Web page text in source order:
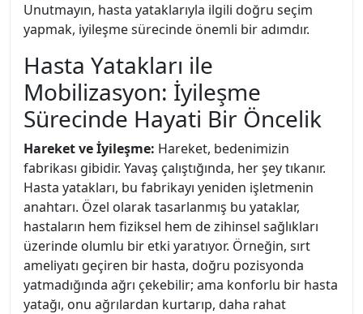
Unutmayın, hasta yataklarıyla ilgili doğru seçim
yapmak, iyileşme sürecinde önemli bir adımdır.
Hasta Yatakları ile
Mobilizasyon: İyileşme
Sürecinde Hayati Bir Öncelik
Hareket ve İyileşme: Hareket, bedenimizin
fabrikası gibidir. Yavaş çalıştığında, her şey tıkanır.
Hasta yatakları, bu fabrikayı yeniden işletmenin
anahtarı. Özel olarak tasarlanmış bu yataklar,
hastaların hem fiziksel hem de zihinsel sağlıkları
üzerinde olumlu bir etki yaratıyor. Örneğin, sırt
ameliyatı geçiren bir hasta, doğru pozisyonda
yatmadığında ağrı çekebilir; ama konforlu bir hasta
yatağı, onu ağrılardan kurtarıp, daha rahat